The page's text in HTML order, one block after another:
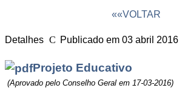
««VOLTAR
Detalhes Publicado em 03 abril 2016
Projeto Educativo
(Aprovado pelo Conselho Geral em 17-03-2016)